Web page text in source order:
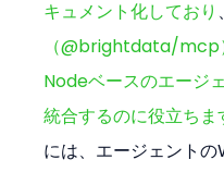
キュメント化しており
（@brightdata/mcp
Nodeベースのエージ
統合するのに役立ちま
には、エージェント